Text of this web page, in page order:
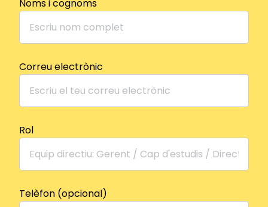
Noms i cognoms
Correu electrònic
Rol
Telèfon (opcional)